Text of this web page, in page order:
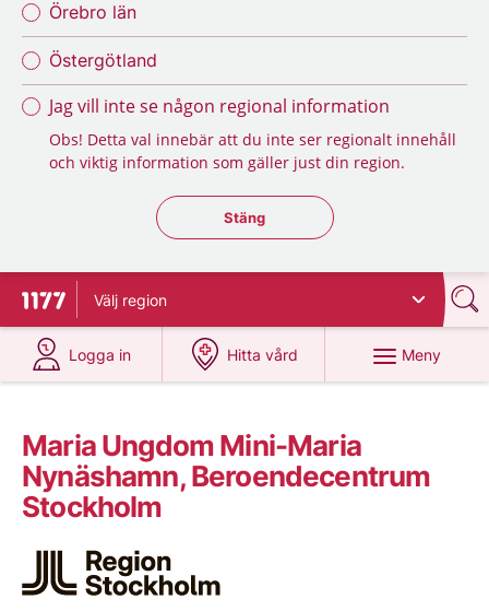
Örebro län
Östergötland
Jag vill inte se någon regional information
Obs! Detta val innebär att du inte ser regionalt innehåll
och viktig information som gäller just din region.
Stäng regionsväljaren
Stäng
Till startsidan för 1177
Välj region
Logga in
på 1177.se
Hitta vård
på 1177.se
Meny
Maria Ungdom Mini-Maria
Nynäshamn, Beroendecentrum
Stockholm